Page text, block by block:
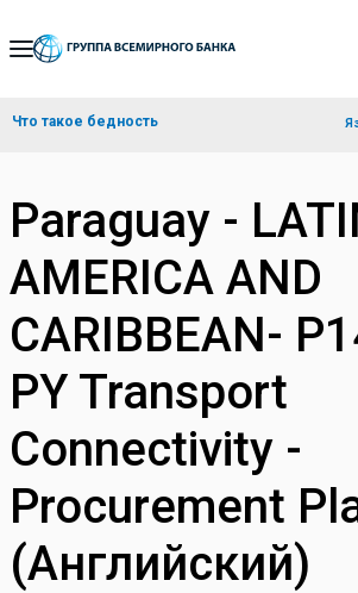
Skip
Navigation
Что такое бедность
Paraguay -
AMERICA AND
CARIBBEAN-
PY Transport
Connectivity -
Procurement
(Английский)